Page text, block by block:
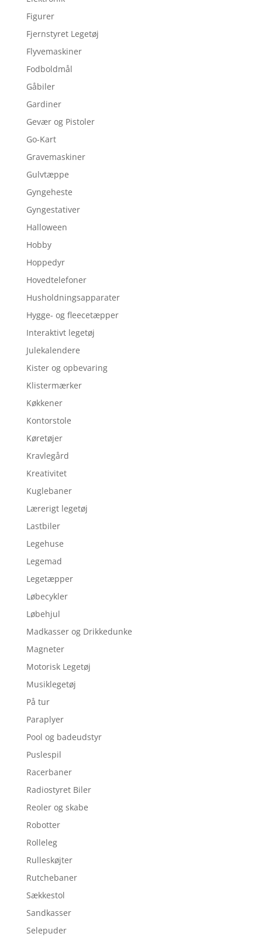
Figurer
Fjernstyret Legetøj
Flyvemaskiner
Fodboldmål
Gåbiler
Gardiner
Gevær og Pistoler
Go-Kart
Gravemaskiner
Gulvtæppe
Gyngeheste
Gyngestativer
Halloween
Hobby
Hoppedyr
Hovedtelefoner
Husholdningsapparater
Hygge- og fleecetæpper
Interaktivt legetøj
Julekalendere
Kister og opbevaring
Klistermærker
Køkkener
Kontorstole
Køretøjer
Kravlegård
Kreativitet
Kuglebaner
Lærerigt legetøj
Lastbiler
Legehuse
Legemad
Legetæpper
Løbecykler
Løbehjul
Madkasser og Drikkedunke
Magneter
Motorisk Legetøj
Musiklegetøj
På tur
Paraplyer
Pool og badeudstyr
Puslespil
Racerbaner
Radiostyret Biler
Reoler og skabe
Robotter
Rolleleg
Rulleskøjter
Rutchebaner
Sækkestol
Sandkasser
Selepuder